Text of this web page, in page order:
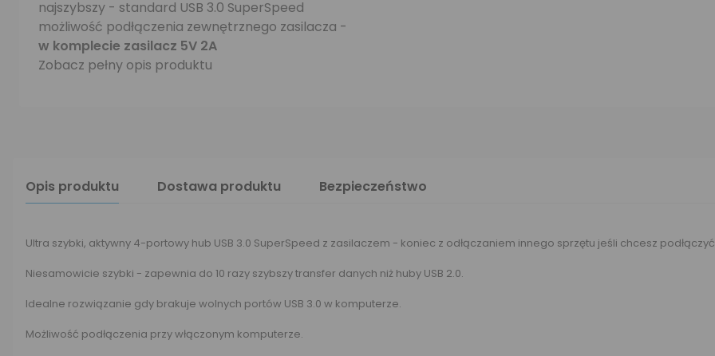
najszybszy - standard USB 3.0 SuperSpeed
możliwość podłączenia zewnętrznego zasilacza -
w komplecie zasilacz 5V 2A
Zobacz pełny opis produktu
Opis produktu Dostawa produktu Bezpieczeństwo
Ultra szybki, aktywny 4-portowy hub USB 3.0 SuperSpeed z zasilaczem - koniec z odłączaniem innego sprzętu jeśli chcesz podłączyć
Niesamowicie szybki - zapewnia do 10 razy szybszy transfer danych niż huby USB 2.0.
Idealne rozwiązanie gdy brakuje wolnych portów USB 3.0 w komputerze.
Możliwość podłączenia przy włączonym komputerze.